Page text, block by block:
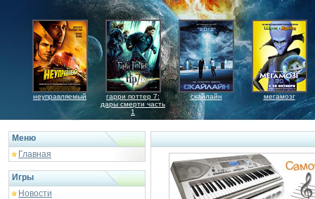
неуправляемый
гарри поттер 7:
дары смерти часть
1
скайлайн мегамозг
Меню
Главная
Игры
Новости